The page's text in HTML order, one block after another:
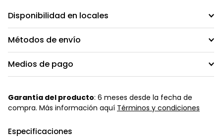
Disponibilidad en locales
Métodos de envío
Medios de pago
Garantía del producto: 6 meses desde la fecha de
compra. Más información aquí Términos y condiciones
Especificaciones